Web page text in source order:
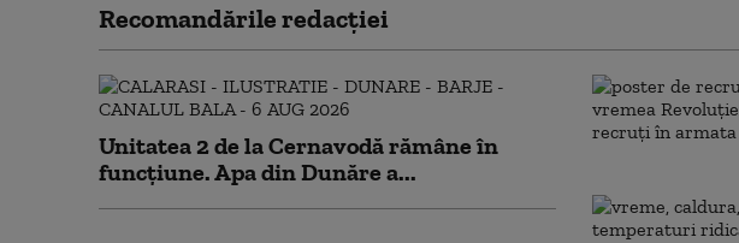
Recomandările redacţiei
Unitatea 2 de la Cernavodă rămâne în
funcțiune. Apa din Dunăre a...